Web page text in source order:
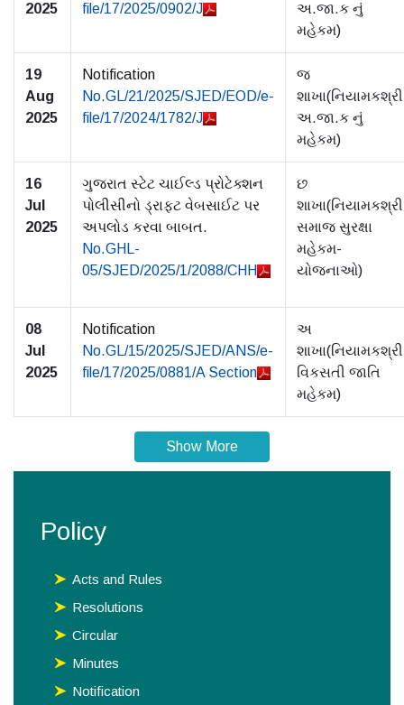
2025
file/17/2025/0902/J
અ.જા.ક નું
મહેકમ)
19
Aug
2025
Notification
No.GL/21/2025/SJED/EOD/e-
file/17/2024/1782/J
જ
શાખા(નિયામકશ્રી
અ.જા.ક નું
મહેકમ)
16
Jul
2025
ગુજરાત સ્ટેટ ચાઈલ્ડ પ્રોટેક્શન
પોલીસીનો ડ્રાફ્ટ વેબસાઈટ પર
અપલોડ કરવા બાબત.
No.GHL-
05/SJED/2025/1/2088/CHH
છ
શાખા(નિયામકશ્રી
સમાજ સુરક્ષા
મહેકમ-
યોજનાઓ)
08
Jul
2025
Notification
No.GL/15/2025/SJED/ANS/e-
file/17/2025/0881/A Section
અ
શાખા(નિયામકશ્રી
વિકસતી જાતિ
મહેકમ)
Show More
Policy
Acts and Rules
Resolutions
Circular
Minutes
Notification